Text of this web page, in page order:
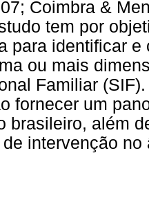
Coimbra &
tem por
para identificar
ou mais
Familiar
fornecer um
brasileiro, além
intervenção no